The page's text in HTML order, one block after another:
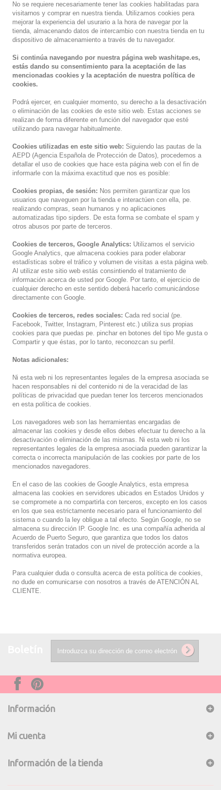
No se requiere necesariamente tener las cookies habilitadas para
visitarnos y comprar en nuestra tienda. Utilizamos cookies pera
mejorar la experiencia del usurario a la hora de navegar por la
tienda, almacenando datos de intercambio con nuestra tienda en tu
dispositivo de almacenamiento a través de tu navegador.
Si continúa navegando por nuestra página web washitape.es,
estás dando su consentimiento para la aceptación de las
mencionadas cookies y la aceptación de nuestra política de
cookies.
Podrá ejercer, en cualquier momento, su derecho a la desactivación
o eliminación de las cookies de este sitio web. Estas acciones se
realizan de forma diferente en función del navegador que esté
utilizando para navegar habitualmente.
Cookies utilizadas en este sitio web: Siguiendo las pautas de la
AEPD (Agencia Española de Protección de Datos), procedemos a
detallar el uso de cookies que hace esta página web con el fin de
informarle con la máxima exactitud que nos es posible:
Cookies propias, de sesión: Nos permiten garantizar que los
usuarios que naveguen por la tienda e interactúen con ella, pe.
realizando compras, sean humanos y no aplicaciones
automatizadas tipo sipders. De esta forma se combate el spam y
otros abusos por parte de terceros.
Cookies de terceros, Google Analytics: Utilizamos el servicio
Google Analytics, que almacena cookies para poder elaborar
estadísticas sobre el tráfico y volumen de visitas a esta página web.
Al utilizar este sitio web estás consintiendo el tratamiento de
información acerca de usted por Google. Por tanto, el ejercicio de
cualquier derecho en este sentido deberá hacerlo comunicándose
directamente con Google.
Cookies de terceros, redes sociales: Cada red social (pe.
Facebook, Twitter, Instagram, Pinterest etc.) utiliza sus propias
cookies para que puedas pe. pinchar en botones del tipo Me gusta o
Compartir y que éstas, por lo tanto, reconozcan su perfil.
Notas adicionales:
Ni esta web ni los representantes legales de la empresa asociada se
hacen responsables ni del contenido ni de la veracidad de las
políticas de privacidad que puedan tener los terceros mencionados
en esta política de cookies.
Los navegadores web son las herramientas encargadas de
almacenar las cookies y desde ellos debes efectuar tu derecho a la
desactivación o eliminación de las mismas. Ni esta web ni los
representantes legales de la empresa asociada pueden garantizar la
correcta o incorrecta manipulación de las cookies por parte de los
mencionados navegadores.
En el caso de las cookies de Google Analytics, esta empresa
almacena las cookies en servidores ubicados en Estados Unidos y
se compromete a no compartirla con terceros, excepto en los casos
en los que sea estrictamente necesario para el funcionamiento del
sistema o cuando la ley obligue a tal efecto. Según Google, no se
almacena su dirección IP. Google Inc. es una compañía adherida al
Acuerdo de Puerto Seguro, que garantiza que todos los datos
transferidos serán tratados con un nivel de protección acorde a la
normativa europea.
Para cualquier duda o consulta acerca de esta política de cookies,
no dude en comunicarse con nosotros a través de ATENCIÓN AL
CLIENTE.
Información
Mi cuenta
Información de la tienda